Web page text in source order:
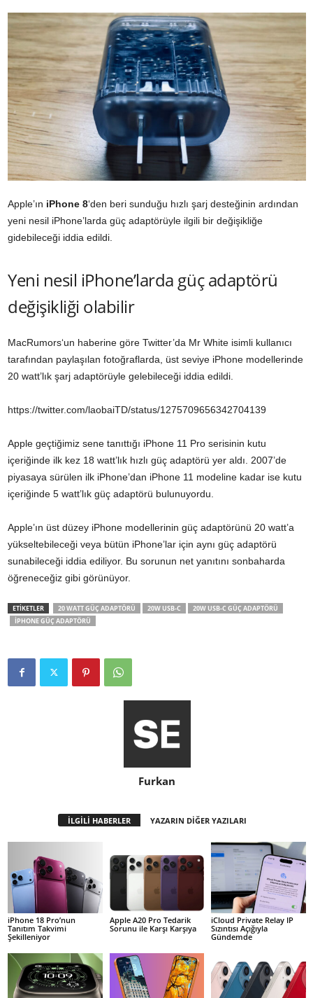
Apple’ın iPhone 8‘den beri sunduğu hızlı şarj desteğinin ardından
yeni nesil iPhone’larda güç adaptörüyle ilgili bir değişikliğe
gidebileceği iddia edildi.
Yeni nesil iPhone’larda güç adaptörü
değişikliği olabilir
MacRumors‘un haberine göre Twitter’da Mr White isimli kullanıcı
tarafından paylaşılan fotoğraflarda, üst seviye iPhone modellerinde
20 watt’lık şarj adaptörüyle gelebileceği iddia edildi.
https://twitter.com/laobaiTD/status/1275709656342704139
Apple geçtiğimiz sene tanıttığı iPhone 11 Pro serisinin kutu
içeriğinde ilk kez 18 watt’lık hızlı güç adaptörü yer aldı. 2007’de
piyasaya sürülen ilk iPhone’dan iPhone 11 modeline kadar ise kutu
içeriğinde 5 watt’lık güç adaptörü bulunuyordu.
Apple’ın üst düzey iPhone modellerinin güç adaptörünü 20 watt’a
yükseltebileceği veya bütün iPhone’lar için aynı güç adaptörü
sunabileceği iddia ediliyor. Bu sorunun net yanıtını sonbaharda
öğreneceğiz gibi görünüyor.
ETİKETLER 20 WATT GÜÇ ADAPTÖRÜ 20W USB-C
20W USB-C GÜÇ ADAPTÖRÜ
IPHONE GÜÇ ADAPTÖRÜ
Furkan
İLGİLİ HABERLER YAZARIN DİĞER YAZILARI
iPhone 18 Pro’nun
Tanıtım Takvimi
Şekilleniyor
Apple A20 Pro Tedarik
Sorunu ile Karşı Karşıya
iCloud Private Relay IP
Sızıntısı Açığıyla
Gündemde